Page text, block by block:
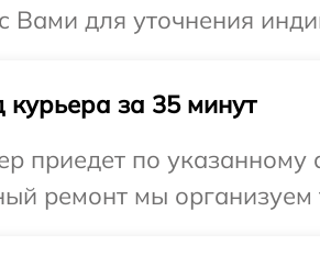
Вами для уточнения
курьера за 35 минут
приедет по указанному
ремонт мы